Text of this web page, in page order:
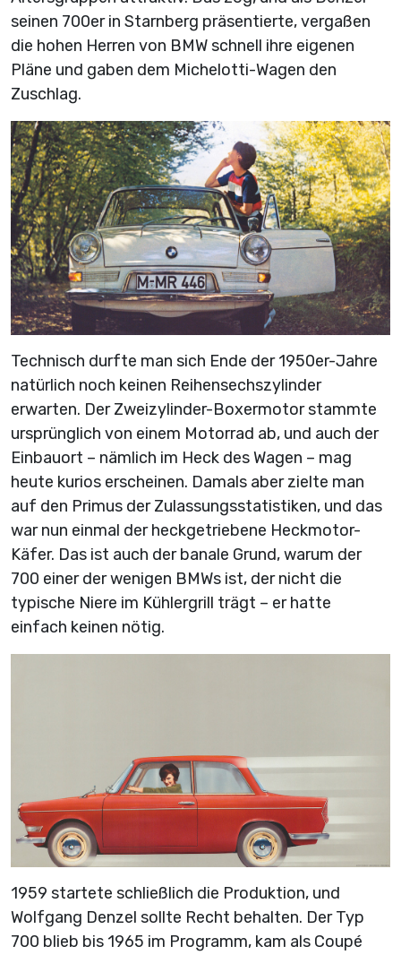
seinen 700er in Starnberg präsentierte, vergaßen
die hohen Herren von BMW schnell ihre eigenen
Pläne und gaben dem Michelotti-Wagen den
Zuschlag.
Technisch durfte man sich Ende der 1950er-Jahre
natürlich noch keinen Reihensechszylinder
erwarten. Der Zweizylinder-Boxermotor stammte
ursprünglich von einem Motorrad ab, und auch der
Einbauort – nämlich im Heck des Wagen – mag
heute kurios erscheinen. Damals aber zielte man
auf den Primus der Zulassungsstatistiken, und das
war nun einmal der heckgetriebene Heckmotor-
Käfer. Das ist auch der banale Grund, warum der
700 einer der wenigen BMWs ist, der nicht die
typische Niere im Kühlergrill trägt – er hatte
einfach keinen nötig.
1959 startete schließlich die Produktion, und
Wolfgang Denzel sollte Recht behalten. Der Typ
700 blieb bis 1965 im Programm, kam als Coupé